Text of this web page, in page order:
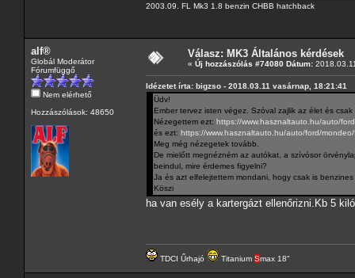
2003.09. FL Mk3 1.8 benzin CHBB hatchback
alf®
Globál Moderátor
Fórumfüggő
Nem elérhető
Hozzászólások: 48650
Válasz: MK3 Általános kérdések
« Új hozzászólás #74080 Dátum:
Idézetet írta: bigzso - 2018.03.11 vasárnap, 18:21:41
Üdv!
Ember tervez isten végez. Szóval zajlik az élet és
Nézegettem ezt: https://www.hasznaltauto.hu/auto/
és ezt: https://www.hasznaltauto.hu/auto/ford/
Meg még nézegetek tovább.
De mielőtt megnézném az autókat, a szívósor
beindul, mire érdemes figyelni?
Ja és azt elfelejtettem mondani, hogy csak is
Köszi
ha van esély a kartergázt ellenőrizni.Kb 5
TDCI Űrhajó Titanium Smax 18"